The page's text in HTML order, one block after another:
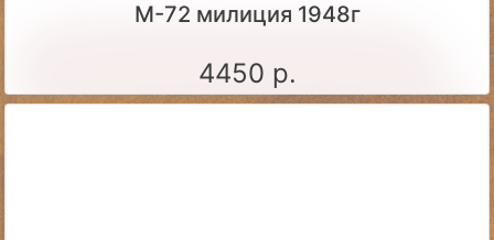
М-72 милиция 1948г
4450 р.